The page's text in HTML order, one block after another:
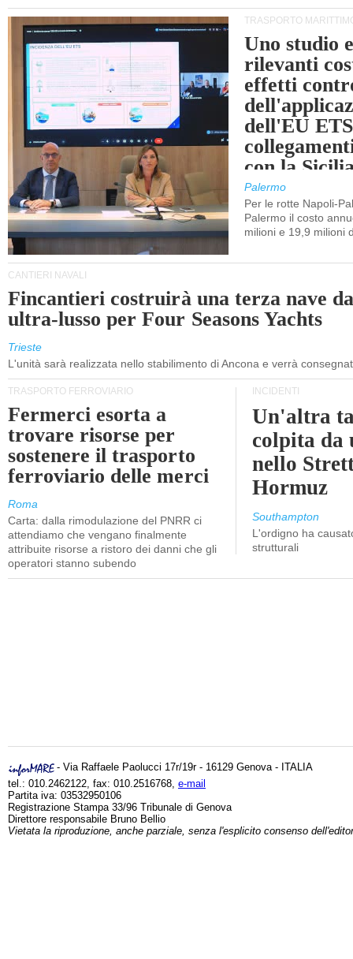
TRASPORTO
Uno studio
rilevanti
effetti
dell'EU
con la
Palermo
Per le rotte Napoli-
Palermo il costo
milioni e 19,9 milioni
CANTIERI NAVALI
Fincantieri costruirà una terza nave
ultra-lusso per Four Seasons Yachts
Trieste
L'unità sarà realizzata nello stabilimento di Ancona e verrà
TRASPORTO FERROVIARIO
Fermerci esorta a
trovare risorse per
sostenere il trasporto
ferroviario delle merci
Roma
Carta: dalla rimodulazione del PNRR ci
attendiamo che vengano finalmente
attribuite risorse a ristoro dei danni che gli
operatori stanno subendo
INCIDENTI
Un'altra
colpita da
nello
Hormuz
Southampton
L'ordigno ha
strutturali
- Via Raffaele Paolucci 17r/19r - 16129 Genova - ITALIA
tel.: 010.2462122, fax: 010.2516768, e-mail
Partita iva: 03532950106
Registrazione Stampa 33/96 Tribunale di Genova
Direttore responsabile Bruno Bellio
Vietata la riproduzione, anche parziale, senza l'esplicito consenso